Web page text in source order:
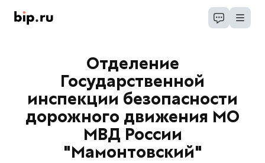
Отделение
Государственной
инспекции безопасности
дорожного движения МО
МВД России
"Мамонтовский"